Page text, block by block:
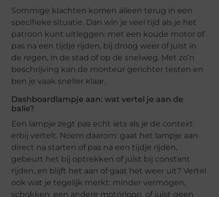
Sommige klachten komen alleen terug in een
specifieke situatie. Dan win je veel tijd als je het
patroon kunt uitleggen: met een koude motor of
pas na een tijdje rijden, bij droog weer of juist in
de regen, in de stad of op de snelweg. Met zo’n
beschrijving kan de monteur gerichter testen en
ben je vaak sneller klaar.
Dashboardlampje aan: wat vertel je aan de
balie?
Een lampje zegt pas echt iets als je de context
erbij vertelt. Noem daarom: gaat het lampje aan
direct na starten of pas na een tijdje rijden,
gebeurt het bij optrekken of juist bij constant
rijden, en blijft het aan of gaat het weer uit? Vertel
ook wat je tegelijk merkt: minder vermogen,
schokken, een andere motorloop, of juist geen